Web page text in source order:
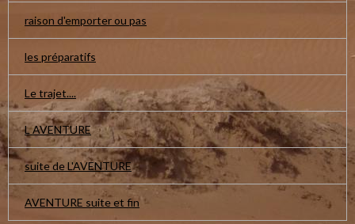
raison d'emporter ou pas
les préparatifs
Le trajet....
L AVENTURE
suite de L'AVENTURE
AVENTURE suite et fin